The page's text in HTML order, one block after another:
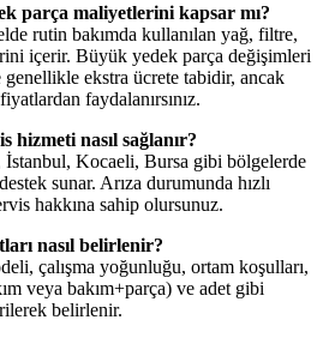
parça maliyetlerini kapsar mı?
rutin bakımda kullanılan yağ, filtre,
içerir. Büyük yedek parça değişimleri
genellikle ekstra ücrete tabidir, ancak
faydalanırsınız.
hizmeti nasıl sağlanır?
İstanbul, Kocaeli, Bursa gibi bölgelerde
sunar. Arıza durumunda hızlı
hakkına sahip olursunuz.
nasıl belirlenir?
çalışma yoğunluğu, ortam koşulları,
veya bakım+parça) ve adet gibi
belirlenir.